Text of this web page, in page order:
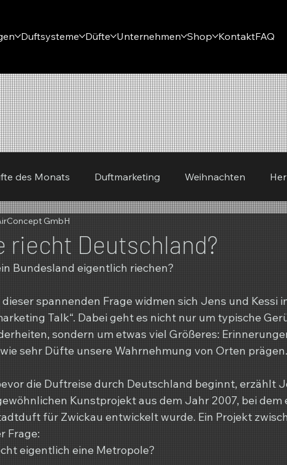
Duftsysteme Düfte Unternehmen Shop KontaktFAQ
des Monats Duftmarketing Weihnachten
Frühling
riecht Deutschland?
GmbH
Bundesland eigentlich riechen?
spannenden Frage widmen sich Jens und Kessi
Talk“. Dabei geht es nicht nur um typische
sondern um etwas viel Größeres:
sehr Düfte unsere Wahrnehmung von Orten prägen.
die Duftreise durch Deutschland beginnt, erzählt
Kunstprojekt aus dem Jahr 2007, bei dem
für Zwickau entwickelt wurde. Ein Projekt
Frage:
eigentlich eine Metropole?